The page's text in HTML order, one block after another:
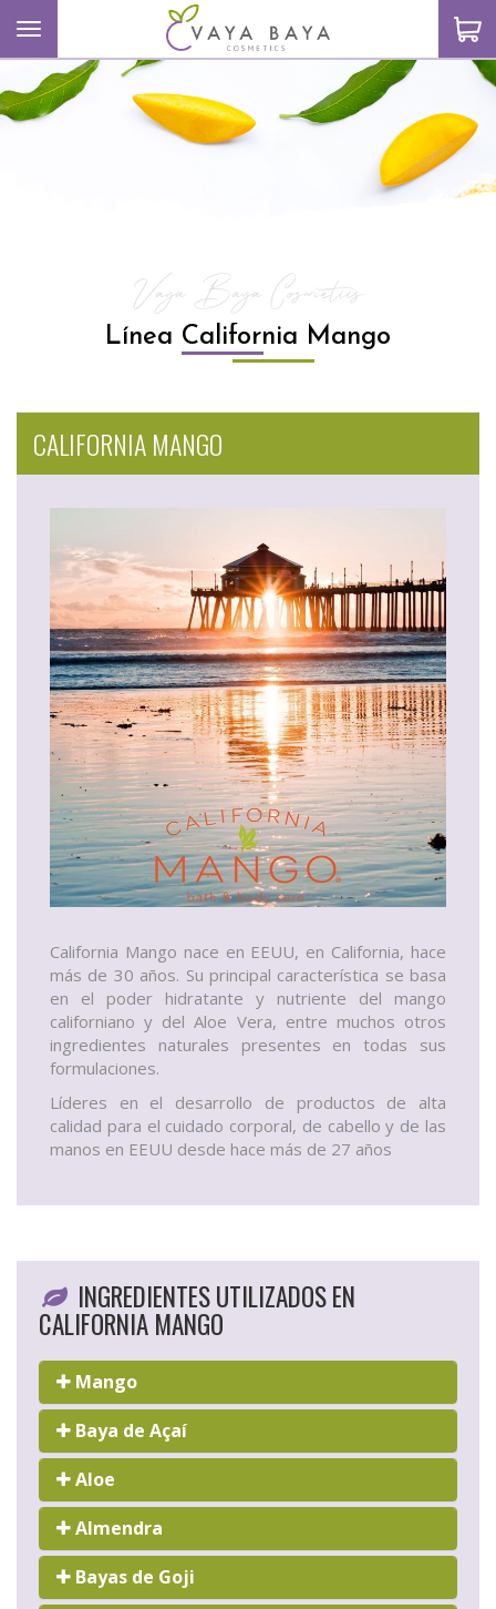
Toggle navigation
Vaya Baya Cosmetics
Línea California Mango
CALIFORNIA MANGO
California Mango nace en EEUU, en California, hace
más de 30 años. Su principal característica se basa
en el poder hidratante y nutriente del mango
californiano y del Aloe Vera, entre muchos otros
ingredientes naturales presentes en todas sus
formulaciones.
Líderes en el desarrollo de productos de alta
calidad para el cuidado corporal, de cabello y de las
manos en EEUU desde hace más de 27 años
INGREDIENTES UTILIZADOS EN
CALIFORNIA MANGO
Mango
Baya de Açaí
Aloe
Almendra
Bayas de Goji